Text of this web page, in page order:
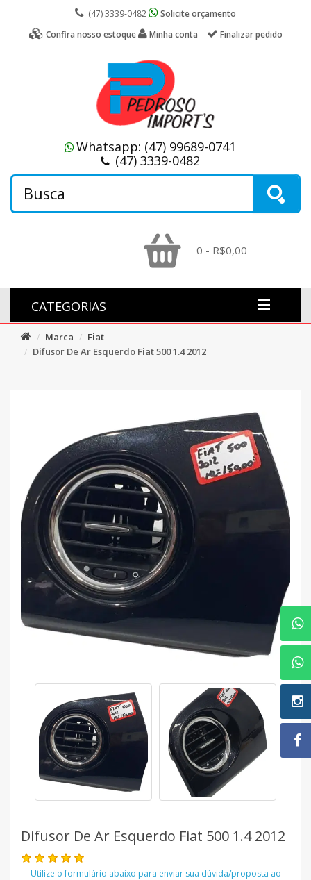
(47) 3339-0482
Solicite orçamento
Confira nosso estoque
Minha conta Finalizar pedido
Whatsapp: (47) 99689-0741
(47) 3339-0482
0 - R$0,00
CATEGORIAS
Marca
Fiat
Difusor De Ar Esquerdo Fiat 500 1.4 2012
Difusor De Ar Esquerdo Fiat 500 1.4 2012
Utilize o formulário abaixo para enviar sua dúvida/proposta ao